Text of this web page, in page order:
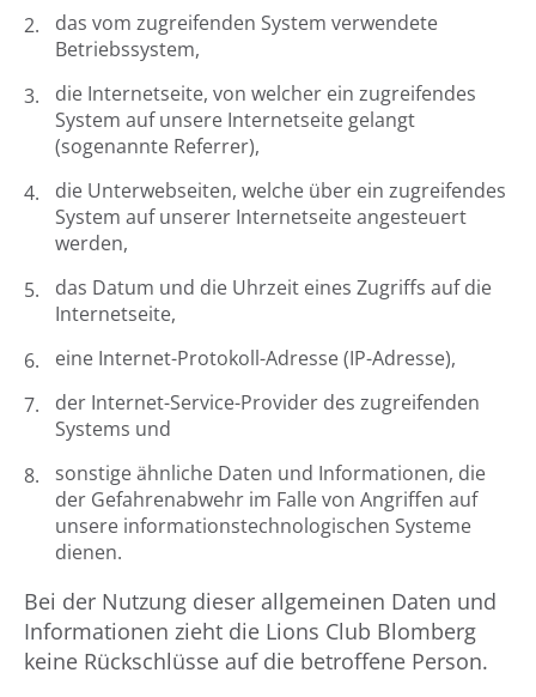
das vom zugreifenden System verwendete
Betriebssystem,
die Internetseite, von welcher ein zugreifendes
System auf unsere Internetseite gelangt
(sogenannte Referrer),
die Unterwebseiten, welche über ein zugreifendes
System auf unserer Internetseite angesteuert
werden,
das Datum und die Uhrzeit eines Zugriffs auf die
Internetseite,
eine Internet-Protokoll-Adresse (IP-Adresse),
der Internet-Service-Provider des zugreifenden
Systems und
sonstige ähnliche Daten und Informationen, die
der Gefahrenabwehr im Falle von Angriffen auf
unsere informationstechnologischen Systeme
dienen.
Bei der Nutzung dieser allgemeinen Daten und
Informationen zieht die Lions Club Blomberg
keine Rückschlüsse auf die betroffene Person.